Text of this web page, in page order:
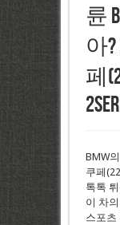
륜
아
페
BMW
쿠페
톡톡
이 차
스포츠